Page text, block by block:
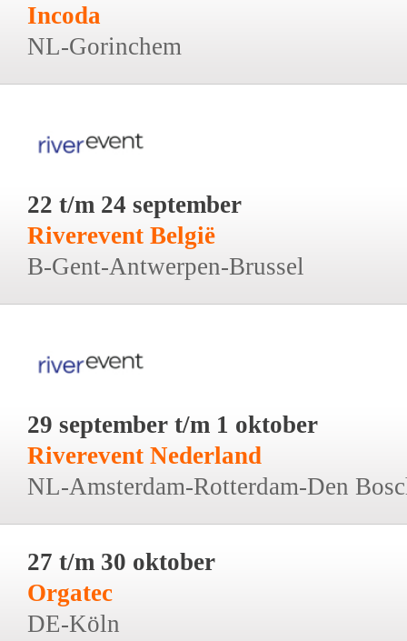
Incoda
NL-Gorinchem
22 t/m 24 september
Riverevent België
B-Gent-Antwerpen-Brussel
29 september t/m 1 oktober
Riverevent Nederland
NL-Amsterdam-Rotterdam-Den
27 t/m 30 oktober
Orgatec
DE-Köln